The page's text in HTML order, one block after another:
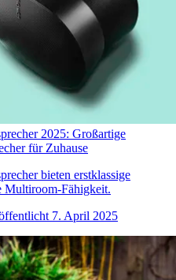
2025: Großartige
für Zuhause
bieten erstklassige
Multiroom-Fähigkeit.
7. April 2025